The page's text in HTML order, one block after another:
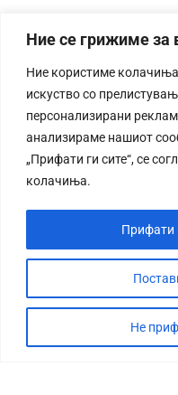
Ние се грижиме за
Ние користиме
искуство со
персонализирани
анализираме нашиот
„Прифати ги сите“, се
колачиња.
Не
Прифати